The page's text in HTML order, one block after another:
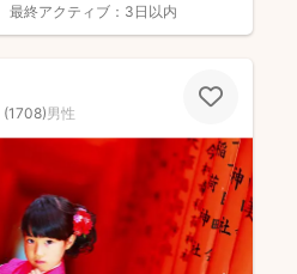
最終アクティブ： 3日以内
(1708)男性